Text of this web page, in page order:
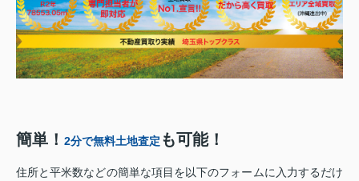
簡単！ 2分で無料土地査定 も可能！
住所と平米数などの簡単な項目を以下のフォームに入力するだけ